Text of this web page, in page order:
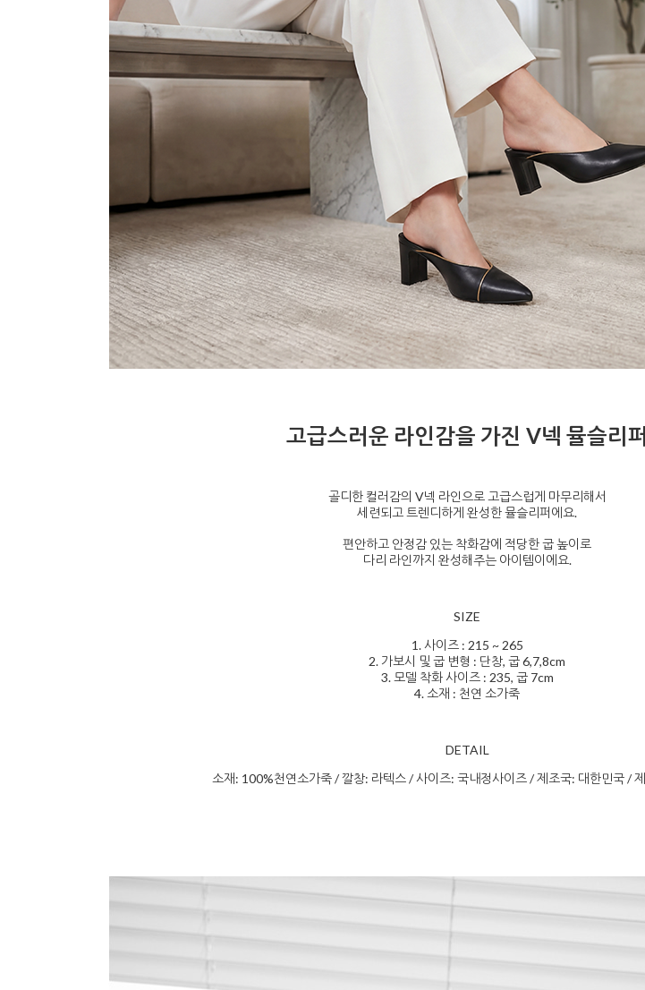
고급스러운 라인감을 가진 V넥 뮬슬리퍼
골디한 컬러감의 V넥 라인으로 고급스럽게 마무리해서
세련되고 트렌디하게 완성한 뮬슬리퍼에요.
편안하고 안정감 있는 착화감에 적당한 굽 높이로
다리 라인까지 완성해주는 아이템이에요.
SIZE
1. 사이즈 : 215 ~ 265
2. 가보시 및 굽 변형 : 단창, 굽 6,7,8cm
3. 모델 착화 사이즈 : 235, 굽 7cm
4. 소재 : 천연 소가죽
DETAIL
소재: 100%천연소가죽 / 깔창: 라텍스 / 사이즈: 국내정사이즈 / 제조국: 대한민국 /